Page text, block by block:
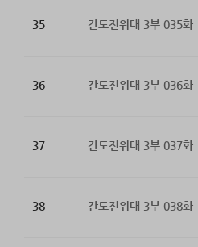
35 간도진위대 3부 035화
36 간도진위대 3부 036화
37 간도진위대 3부 037화
38 간도진위대 3부 038화